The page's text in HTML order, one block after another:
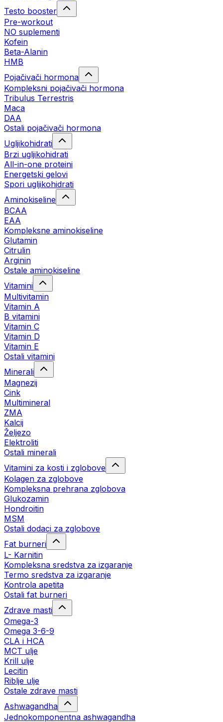
Testo booster
Pre-workout
NO suplementi
Kofein
Beta-Alanin
HMB
Pojačivači hormona
Kompleksni pojačivači hormona
Tribulus Terrestris
Maca
DAA
Ostali pojačivači hormona
Ugljikohidrati
Brzi ugljikohidrati
All-in-one proteini
Energetski gelovi
Spori ugljikohidrati
Aminokiseline
BCAA
EAA
Kompleksne aminokiseline
Glutamin
Citrulin
Arginin
Ostale aminokiseline
Vitamini
Multivitamin
Vitamin A
B vitamini
Vitamin C
Vitamin D
Vitamin E
Ostali vitamini
Minerali
Magnezij
Cink
Multimineral
ZMA
Kalcij
Željezo
Elektroliti
Ostali minerali
Vitamini za kosti i zglobove
Kolagen za zglobove
Kompleksna prehrana zglobova
Glukozamin
Hondroitin
MSM
Ostali dodaci za zglobove
Fat burneri
L- Karnitin
Kompleksna sredstva za izgaranje
Termo sredstva za izgaranje
Kontrola apetita
Ostali fat burneri
Zdrave masti
Omega-3
Omega 3-6-9
CLA i HCA
MCT ulje
Krill ulje
Lecitin
Riblje ulje
Ostale zdrave masti
Ashwagandha
Jednokomponentna ashwagandha